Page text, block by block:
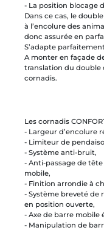
- La position blocage
Dans ce cas, le
à l’encolure des
donc assurée en
S’adapte
A monter en façade
translation du double
cornadis.
Les cornadis
- Largeur d’encolure
- Limiteur de
- Système anti-bruit,
- Anti-passage de
mobile,
- Finition arrondie à
- Système breveté
en position ouverte,
- Axe de barre mobile
- Manipulation de